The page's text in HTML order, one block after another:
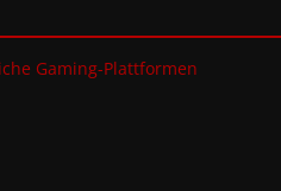
Gaming-Plattformen